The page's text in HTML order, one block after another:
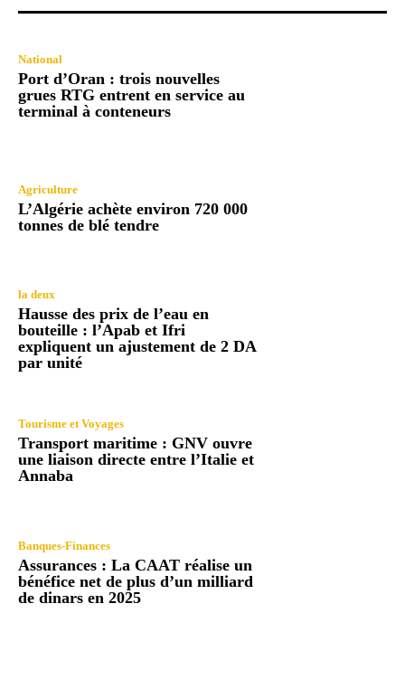
National
Port d’Oran : trois nouvelles
grues RTG entrent en service au
terminal à conteneurs
Agriculture
L’Algérie achète environ 720 000
tonnes de blé tendre
la deux
Hausse des prix de l’eau en
bouteille : l’Apab et Ifri
expliquent un ajustement de 2 DA
par unité
Tourisme et Voyages
Transport maritime : GNV ouvre
une liaison directe entre l’Italie et
Annaba
Banques-Finances
Assurances : La CAAT réalise un
bénéfice net de plus d’un milliard
de dinars en 2025